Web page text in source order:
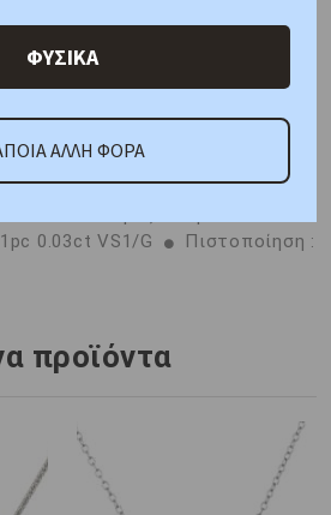
Κριτικές
Μέταλλο : Λευκόχρυσος
Διαστάσεις: Αλυσίδα: 40cm,
0.03ct VS1/G
Πιστοποίηση :
προϊόντα
ΦΥΣΙΚΑ
ΑΛΛΗ ΦΟΡΑ